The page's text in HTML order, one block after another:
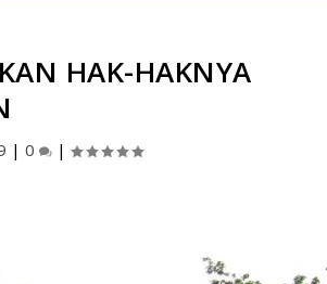
HAK-HAKNYA
| 0 |